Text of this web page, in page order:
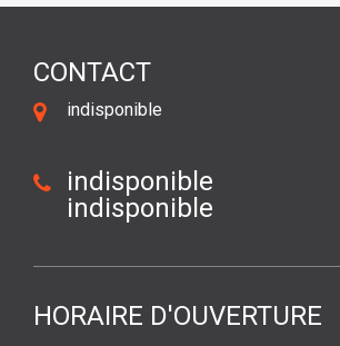
CONTACT
indisponible
indisponible
indisponible
HORAIRE D'OUVERTURE